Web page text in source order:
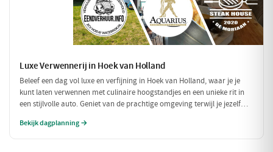
Luxe Verwennerij in Hoek van Holland
Beleef een dag vol luxe en verfijning in Hoek van Holland, waar je je
kunt laten verwennen met culinaire hoogstandjes en een unieke rit in
een stijlvolle auto. Geniet van de prachtige omgeving terwijl je jezelf
in een prachtige oldtimer. Een perfect dagje uit voor de fijnproever en
Bekijk dagplanning →